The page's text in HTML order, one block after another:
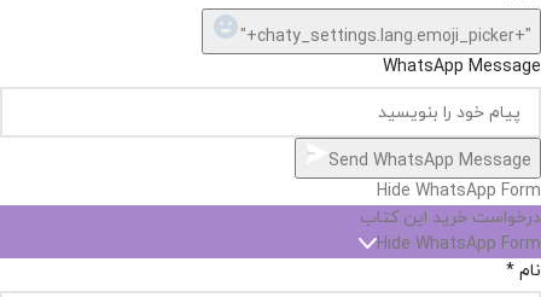
شاید
بتونیم
تهیه
Open
chaty
Hide
chaty
ارسال پیام در واتساپ
کارشناس فروش